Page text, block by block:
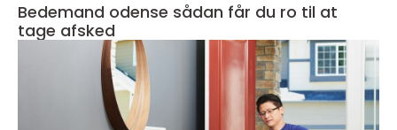
Bedemand odense sådan får du ro til at
tage afsked